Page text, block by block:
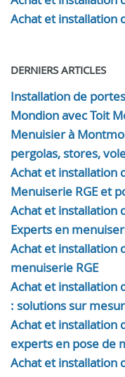
Achat et installation
DERNIERS ARTICLES
Installation de
Mondion avec Toit
Menuisier à
pergolas, stores,
Achat et installation
Menuiserie RGE et
Achat et installation
Experts en
Achat et installation
menuiserie RGE
Achat et installation
: solutions sur
Achat et installation
experts en pose de
Achat et installation